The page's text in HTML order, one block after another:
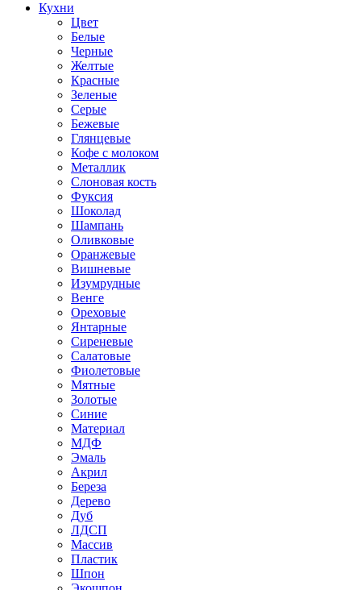
Кухни
Цвет
Белые
Черные
Желтые
Красные
Зеленые
Серые
Бежевые
Глянцевые
Кофе с молоком
Металлик
Слоновая кость
Фуксия
Шоколад
Шампань
Оливковые
Оранжевые
Вишневые
Изумрудные
Венге
Ореховые
Янтарные
Сиреневые
Салатовые
Фиолетовые
Мятные
Золотые
Синие
Материал
МДФ
Эмаль
Акрил
Береза
Дерево
Дуб
ЛДСП
Массив
Пластик
Шпон